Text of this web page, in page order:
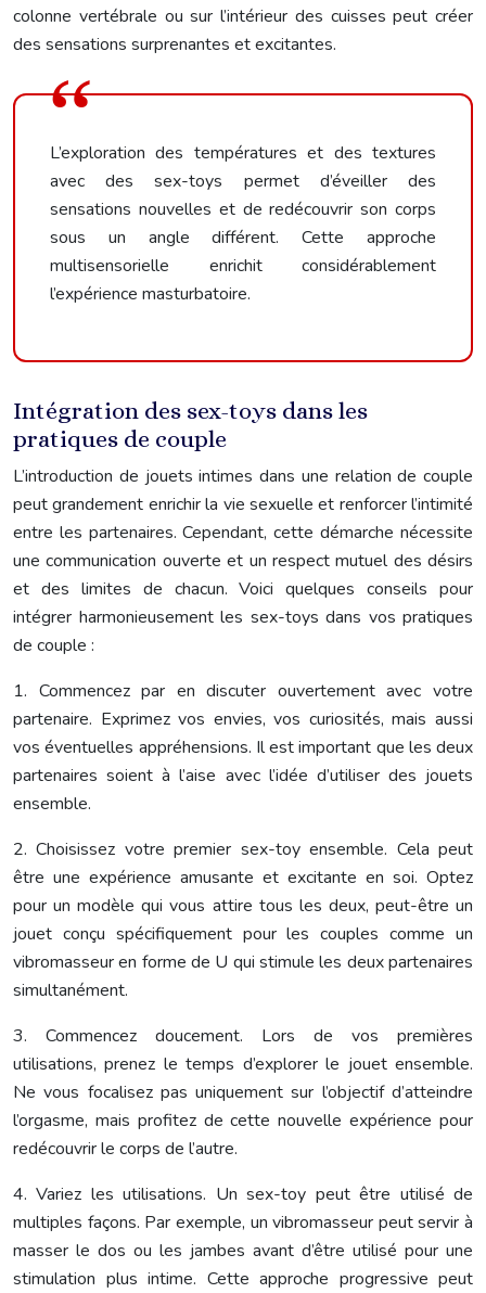
colonne vertébrale ou sur l’intérieur des cuisses peut créer
des sensations surprenantes et excitantes.
L’exploration des températures et des textures
avec des sex-toys permet d’éveiller des
sensations nouvelles et de redécouvrir son corps
sous un angle différent. Cette approche
multisensorielle enrichit considérablement
l’expérience masturbatoire.
Intégration des sex-toys dans les
pratiques de couple
L’introduction de jouets intimes dans une relation de couple
peut grandement enrichir la vie sexuelle et renforcer l’intimité
entre les partenaires. Cependant, cette démarche nécessite
une communication ouverte et un respect mutuel des désirs
et des limites de chacun. Voici quelques conseils pour
intégrer harmonieusement les sex-toys dans vos pratiques
de couple :
1. Commencez par en discuter ouvertement avec votre
partenaire. Exprimez vos envies, vos curiosités, mais aussi
vos éventuelles appréhensions. Il est important que les deux
partenaires soient à l’aise avec l’idée d’utiliser des jouets
ensemble.
2. Choisissez votre premier sex-toy ensemble. Cela peut
être une expérience amusante et excitante en soi. Optez
pour un modèle qui vous attire tous les deux, peut-être un
jouet conçu spécifiquement pour les couples comme un
vibromasseur en forme de U qui stimule les deux partenaires
simultanément.
3. Commencez doucement. Lors de vos premières
utilisations, prenez le temps d’explorer le jouet ensemble.
Ne vous focalisez pas uniquement sur l’objectif d’atteindre
l’orgasme, mais profitez de cette nouvelle expérience pour
redécouvrir le corps de l’autre.
4. Variez les utilisations. Un sex-toy peut être utilisé de
multiples façons. Par exemple, un vibromasseur peut servir à
masser le dos ou les jambes avant d’être utilisé pour une
stimulation plus intime. Cette approche progressive peut